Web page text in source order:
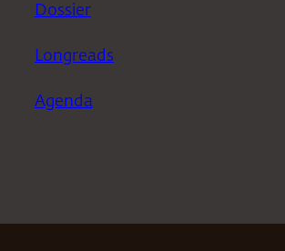
Dossier
Longreads
Agenda